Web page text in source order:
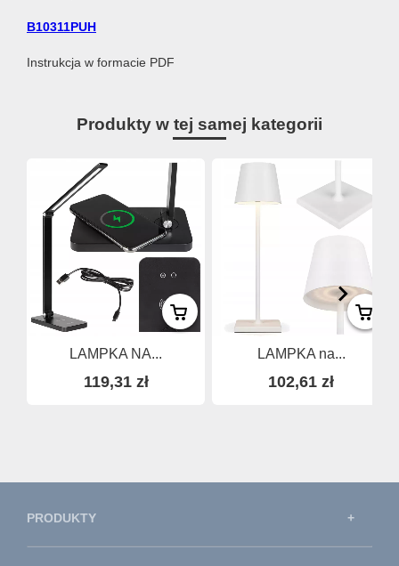
B10311PUH
Instrukcja w formacie PDF
Produkty w tej samej kategorii
LAMPKA NA...
119,31 zł
LAMPKA na...
102,61 zł
PRODUKTY